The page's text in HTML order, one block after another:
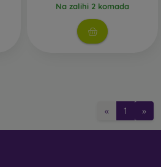
Na zalihi 2 komada
« 1 »